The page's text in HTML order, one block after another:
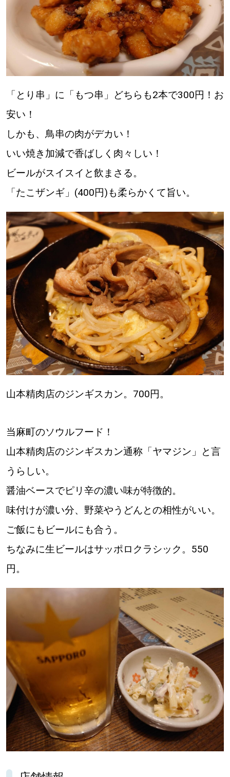
北海道で暮らす、あなたとつくる、
明日への”きっかけ”WEBマガジン
運営会社 広告掲載
情報提供・お問い合わせ 利用規約
閉じる
「とり串」に「もつ串」どちらも2本で300円！お
安い！
しかも、鳥串の肉がデカい！
いい焼き加減で香ばしく肉々しい！
ビールがスイスイと飲まさる。
「たこザンギ」(400円)も柔らかくて旨い。
山本精肉店のジンギスカン。700円。
当麻町のソウルフード！
山本精肉店のジンギスカン通称「ヤマジン」と言
うらしい。
醤油ベースでピリ辛の濃い味が特徴的。
味付けが濃い分、野菜やうどんとの相性がいい。
ご飯にもビールにも合う。
ちなみに生ビールはサッポロクラシック。550
円。